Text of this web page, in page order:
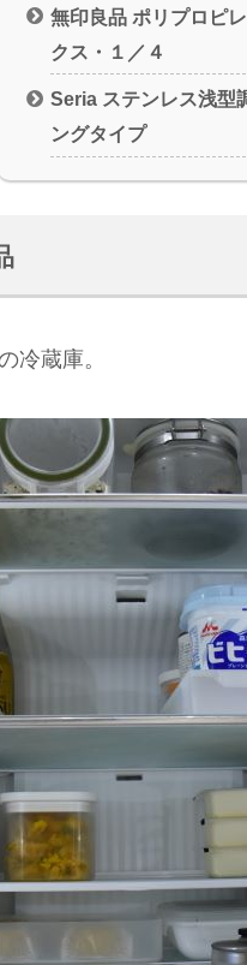
無印良品 ポリプロピ
クス・１／４
Seria ステンレス浅型
ングタイプ
冷蔵庫。